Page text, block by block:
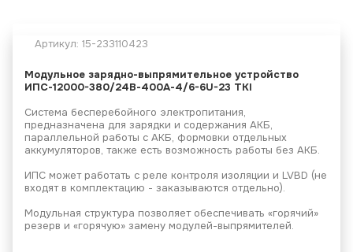
Артикул: 15-233110423
Модульное зарядно-выпрямительное устройство
ИПС-12000-380/24В-400А-4/6-6U-23 ТКI
Система бесперебойного электропитания,
предназначена для зарядки и содержания АКБ,
параллельной работы с АКБ, формовки отдельных
аккумуляторов, также есть возможность работы без АКБ.
ИПС может работать с реле контроля изоляции и LVBD (не
входят в комплектацию - заказываются отдельно).
Модульная структура позволяет обеспечивать «горячий»
резерв и «горячую» замену модулей-выпрямителей.